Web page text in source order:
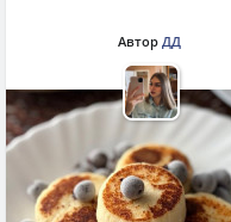
Автор ДД